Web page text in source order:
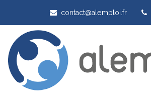
contact@alemploi.fr